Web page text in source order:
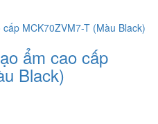
ẩm cao cấp
Black)